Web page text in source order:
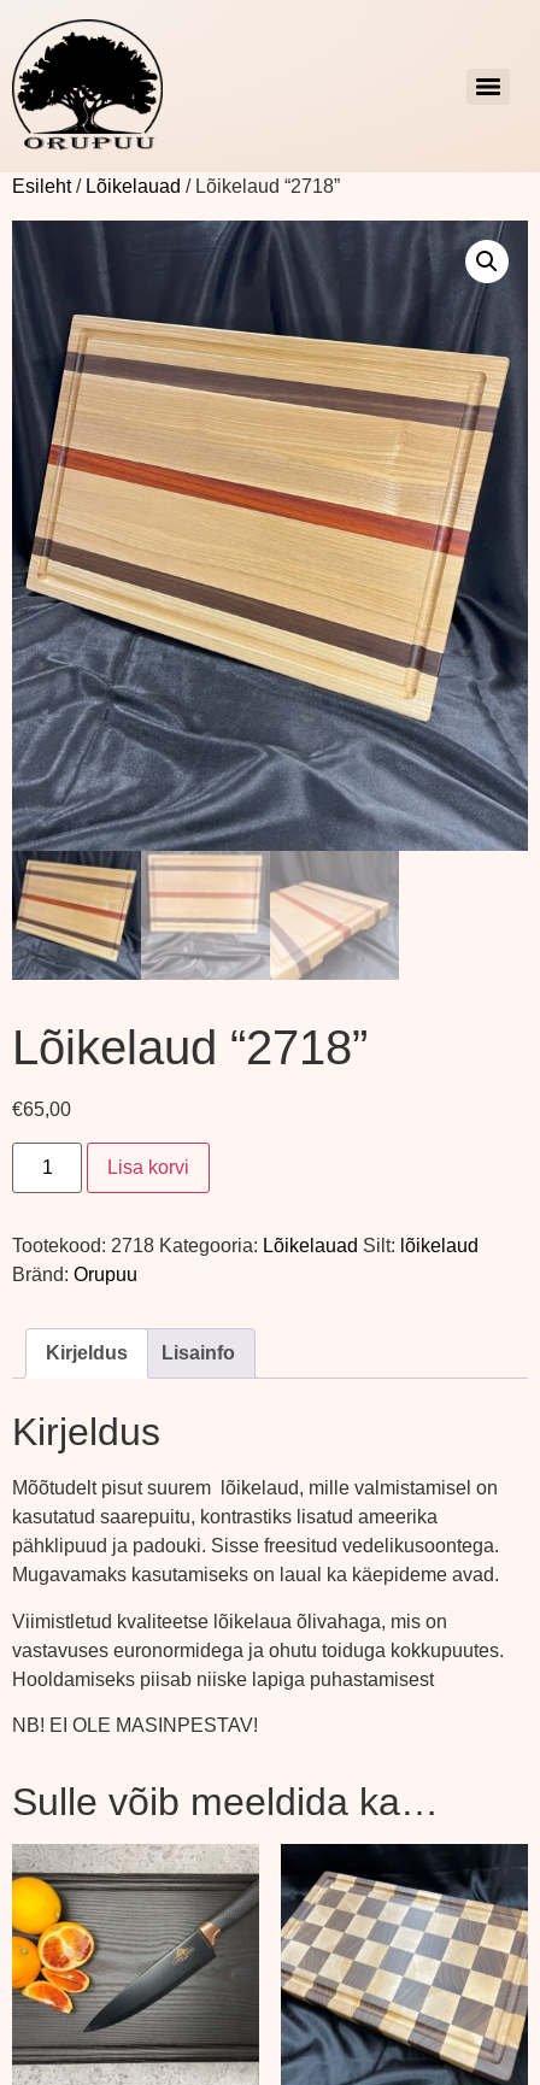
Esileht/ Lõikelauad / Lõikelaud “2718”
Lõikelaud “2718”
€65,00
Lisa korvi
Tootekood: 2718 Kategooria: Lõikelauad Silt: lõikelaud
Bränd: Orupuu
Kirjeldus Lisainfo
Kirjeldus
Mõõtudelt pisut suurem lõikelaud, mille valmistamisel on
kasutatud saarepuitu, kontrastiks lisatud ameerika
pähklipuud ja padouki. Sisse freesitud vedelikusoontega.
Mugavamaks kasutamiseks on laual ka käepideme avad.
Viimistletud kvaliteetse lõikelaua õlivahaga, mis on
vastavuses euronormidega ja ohutu toiduga kokkupuutes.
Hooldamiseks piisab niiske lapiga puhastamisest
NB! EI OLE MASINPESTAV!
Sulle võib meeldida ka…